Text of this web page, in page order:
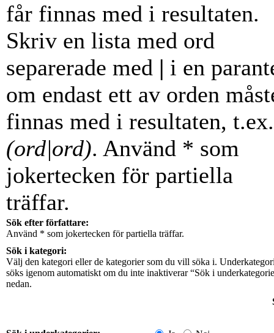
får finnas med i resultaten.
Skriv en lista med ord
separerade med | i en
om endast ett av orden
finnas med i resultaten, t.ex.
(ord|ord). Använd * som
jokertecken för partiella
träffar.
Sök efter författare:
Använd * som jokertecken för partiella träffar.
Sök i kategori:
Välj den kategori eller de kategorier som du vill söka i.
söks igenom automatiskt om du inte inaktiverar “Sök i
nedan.